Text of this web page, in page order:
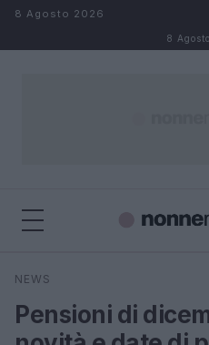
Salta al contenuto
8 Agosto 2026
8
Cerca
NEWS
Pensioni di